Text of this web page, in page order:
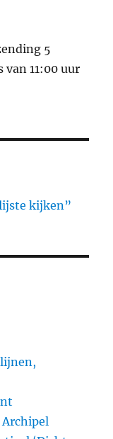
5
van 11:00 uur
kijken”